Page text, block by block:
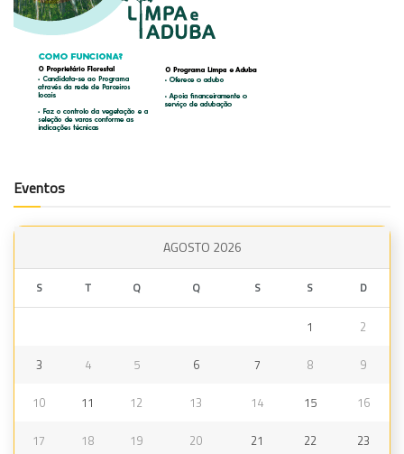
Eventos
AGOSTO 2026
S T Q Q S S D
1 2
3 4 5 6 7 8 9
10 11 12 13 14 15 16
17 18 19 20 21 22 23